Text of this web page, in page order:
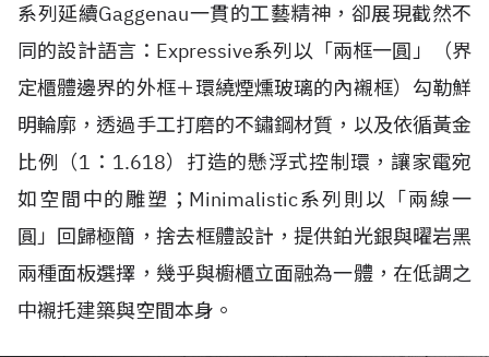
系列延續Gaggenau一貫的工藝精神，卻展現截然不
同的設計語言：Expressive系列以「兩框一圓」（界
定櫃體邊界的外框＋環繞煙燻玻璃的內襯框）勾勒鮮
明輪廓，透過手工打磨的不鏽鋼材質，以及依循黃金
比例（1：1.618）打造的懸浮式控制環，讓家電宛
如空間中的雕塑；Minimalistic系列則以「兩線一
圓」回歸極簡，捨去框體設計，提供鉑光銀與曜岩黑
兩種面板選擇，幾乎與櫥櫃立面融為一體，在低調之
中襯托建築與空間本身。